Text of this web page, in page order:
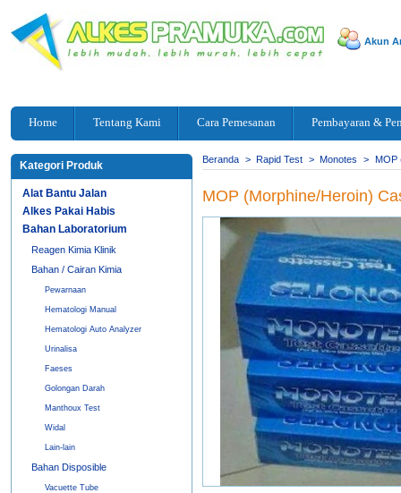
Akun
Home Tentang Kami Cara Pemesanan Pembayaran &
Kategori Produk
Alat Bantu Jalan
Alkes Pakai Habis
Bahan Laboratorium
Reagen Kimia Klinik
Bahan / Cairan Kimia
Pewarnaan
Hematologi Manual
Hematologi Auto Analyzer
Urinalisa
Faeses
Golongan Darah
Manthoux Test
Widal
Lain-lain
Bahan Disposible
Vacuette Tube
Beranda > Rapid Test > Monotes > MOP
MOP (Morphine/Heroin)